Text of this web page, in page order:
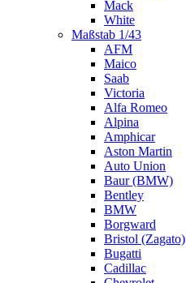
Mack
White
Maßstab 1/43
AFM
Maico
Saab
Victoria
Alfa Romeo
Alpina
Amphicar
Aston Martin
Auto Union
Baur (BMW)
Bentley
BMW
Borgward
Bristol (Zagato)
Bugatti
Cadillac